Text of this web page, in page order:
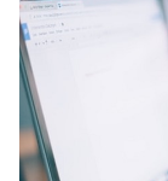
r
a
d
e
l